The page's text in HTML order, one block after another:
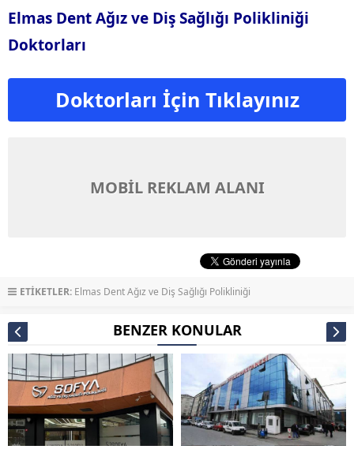
Elmas Dent Ağız ve Diş Sağlığı Polikliniği
Doktorları
Doktorları İçin Tıklayınız
MOBİL REKLAM ALANI
ETİKETLER: Elmas Dent Ağız ve Diş Sağlığı Polikliniği
BENZER KONULAR